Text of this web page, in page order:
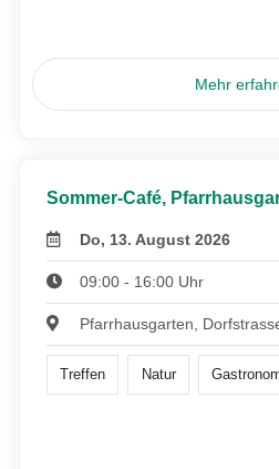
Mehr
Sommer-Café,
Do, 13. August 2026
09:00 - 16:00 Uhr
Pfarrhausgarten,
Treffen Natur